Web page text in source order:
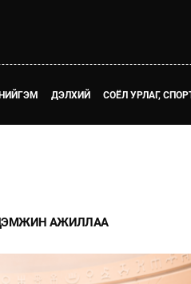
ДЭЛХИЙ СОЁЛ УРЛАГ,
ДЭМЖИН АЖИЛЛАА